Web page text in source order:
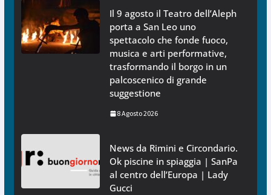
Il 9 agosto il Teatro dell’Aleph
porta a San Leo uno
spettacolo che fonde fuoco,
musica e arti performative,
trasformando il borgo in un
palcoscenico di grande
suggestione
8 Agosto 2026
News da Rimini e Circondario.
Ok piscine in spiaggia | SanPa
al centro dell’Europa | Lady
Gucci